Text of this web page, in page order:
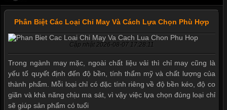
Phân Biệt Các Loại Chỉ May Và Cách Lựa Chọn Phù Hợp
Cập nhật 2026-08-07 17:28:11
Trong ngành may mặc, ngoài chất liệu vải thì chỉ may cũng là
yếu tố quyết định đến độ bền, tính thẩm mỹ và chất lượng của
thành phẩm. Mỗi loại chỉ có đặc tính riêng về độ bền kéo, độ co
giãn và khả năng chịu ma sát, vì vậy việc lựa chọn đúng loại chỉ
sẽ giúp sản phẩm có tuổi